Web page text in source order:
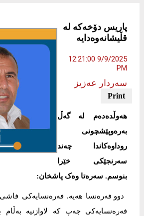
پاریس دۆخەکە لە
قڵیشانەوەدایە
9/9/2025 12:21:00
PM
سەردار عەزیز
هەوڵدەدەم لە گەڵ
بەرەوپێشچونی
روداوەکاندا چەند
سەرنجێکی خێرا
بنوسم. سەرەتا وەک پاشخان:
دوو فەرەنسا هەیە. فەرەنسایەکی
فەرەنسایەکی چەپ کە لاوازنیە بەڵام